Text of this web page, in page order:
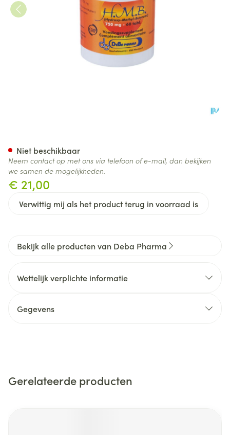
€ 21,00
Verwittig mij als het product terug in voorraad is
Niet beschikbaar
Neem contact op met ons via telefoon of e-mail, dan bekijken
we samen de mogelijkheden.
Bekijk alle producten van Deba Pharma
Wettelijk verplichte informatie
Gegevens
Gerelateerde producten